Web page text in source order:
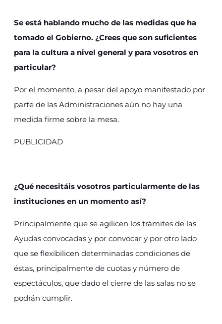
Se está hablando mucho de las medidas que ha
tomado el Gobierno. ¿Crees que son suficientes
para la cultura a nivel general y para vosotros en
particular?
Por el momento, a pesar del apoyo manifestado por
parte de las Administraciones aún no hay una
medida firme sobre la mesa.
PUBLICIDAD
¿Qué necesitáis vosotros particularmente de las
instituciones en un momento así?
Principalmente que se agilicen los trámites de las
Ayudas convocadas y por convocar y por otro lado
que se flexibilicen determinadas condiciones de
éstas, principalmente de cuotas y número de
espectáculos, que dado el cierre de las salas no se
podrán cumplir.